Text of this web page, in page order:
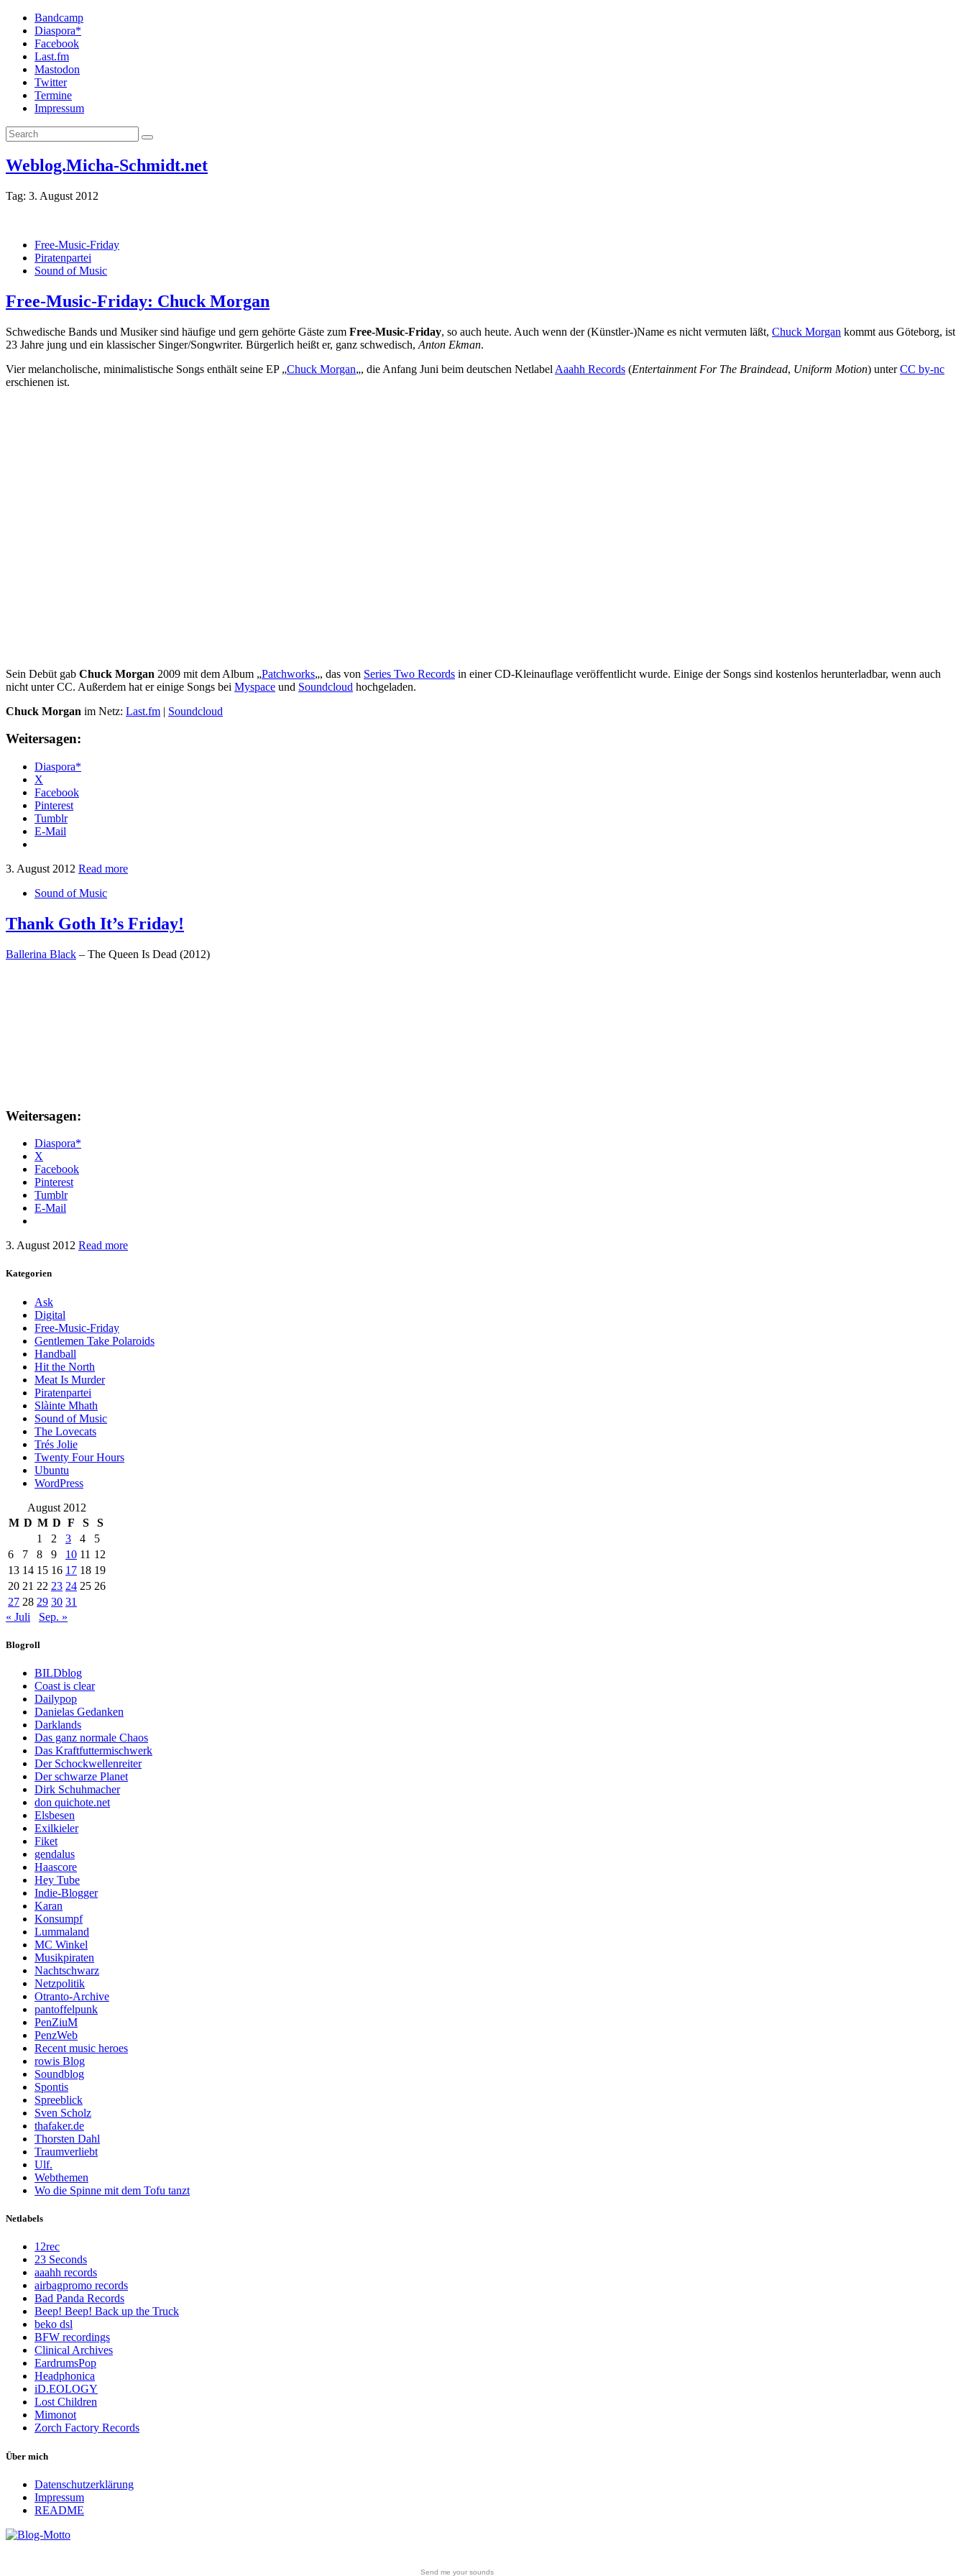
Bandcamp
Diaspora*
Facebook
Last.fm
Mastodon
Twitter
Termine
Impressum
Weblog.Micha-Schmidt.net
Tag: 3. August 2012
Free-Music-Friday
Piratenpartei
Sound of Music
Free-Music-Friday: Chuck Morgan
Schwedische Bands und Musiker sind häufige und gern gehörte Gäste zum Free-Music-Friday, so auch heute. Auch wenn der (Künstler-)Name es nicht vermuten läßt, Chuck Morgan kommt aus Göteborg, ist
23 Jahre jung und ein klassischer Singer/Songwriter. Bürgerlich heißt er, ganz schwedisch, Anton Ekman.
Vier melancholische, minimalistische Songs enthält seine EP „Chuck Morgan„, die Anfang Juni beim deutschen Netlabel Aaahh Records (Entertainment For The Braindead, Uniform Motion) unterCC by-nc
erschienen ist.
Sein Debüt gab Chuck Morgan 2009 mit dem Album „Patchworks„, das von Series Two Records in einer CD-Kleinauflage veröffentlicht wurde. Einige der Songs sind kostenlos herunterladbar, wenn auch
nicht unter CC. Außerdem hat er einige Songs bei Myspace und Soundcloud hochgeladen.
Chuck Morgan im Netz: Last.fm | Soundcloud
Weitersagen:
Diaspora*
X
Facebook
Pinterest
Tumblr
E-Mail
3. August 2012 Read more
Sound of Music
Thank Goth It’s Friday!
Ballerina Black – The Queen Is Dead (2012)
Weitersagen:
Diaspora*
X
Facebook
Pinterest
Tumblr
E-Mail
3. August 2012 Read more
Kategorien
Ask
Digital
Free-Music-Friday
Gentlemen Take Polaroids
Handball
Hit the North
Meat Is Murder
Piratenpartei
Slàinte Mhath
Sound of Music
The Lovecats
Trés Jolie
Twenty Four Hours
Ubuntu
WordPress
August 2012
M D M D F S
S
1
2 3 4
5
6
7 8 9 10 11 12
13 14 15 16 17 18 19
20 21 22 23 24 25 26
27 28 29 30 31
« Juli
Sep. »
Blogroll
BILDblog
Coast is clear
Dailypop
Danielas Gedanken
Darklands
Das ganz normale Chaos
Das Kraftfuttermischwerk
Der Schockwellenreiter
Der schwarze Planet
Dirk Schuhmacher
don quichote.net
Elsbesen
Exilkieler
Fiket
gendalus
Haascore
Hey Tube
Indie-Blogger
Karan
Konsumpf
Lummaland
MC Winkel
Musikpiraten
Nachtschwarz
Netzpolitik
Otranto-Archive
pantoffelpunk
PenZiuM
PenzWeb
Recent music heroes
rowis Blog
Soundblog
Spontis
Spreeblick
Sven Scholz
thafaker.de
Thorsten Dahl
Traumverliebt
Ulf.
Webthemen
Wo die Spinne mit dem Tofu tanzt
Netlabels
12rec
23 Seconds
aaahh records
airbagpromo records
Bad Panda Records
Beep! Beep! Back up the Truck
beko dsl
BFW recordings
Clinical Archives
EardrumsPop
Headphonica
iD.EOLOGY
Lost Children
Mimonot
Zorch Factory Records
Über mich
Datenschutzerklärung
Impressum
README
Send me your sounds